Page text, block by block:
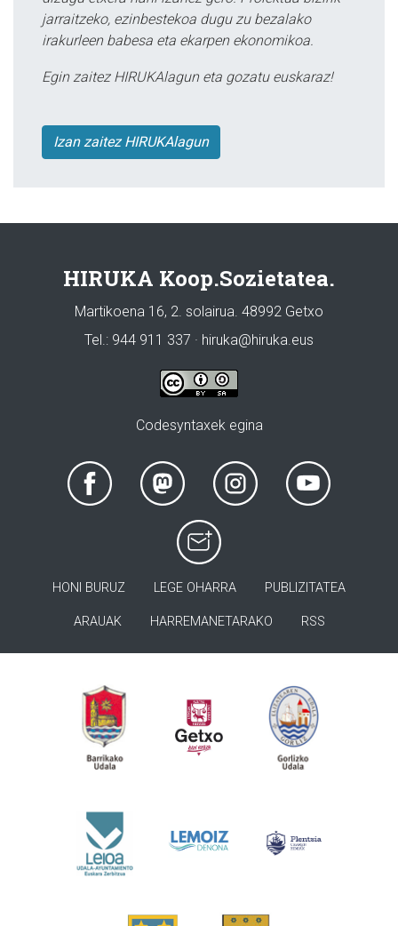
jarraitzeko, ezinbestekoa dugu zu bezalako
irakurleen babesa eta ekarpen ekonomikoa.
Egin zaitez HIRUKAlagun eta gozatu euskaraz!
Izan zaitez HIRUKAlagun
HIRUKA Koop.Sozietatea.
Martikoena 16, 2. solairua. 48992 Getxo
Tel.: 944 911 337 · hiruka@hiruka.eus
Codesyntaxek egina
HONI BURUZ LEGE OHARRA PUBLIZITATEA
ARAUAK HARREMANETARAKO RSS